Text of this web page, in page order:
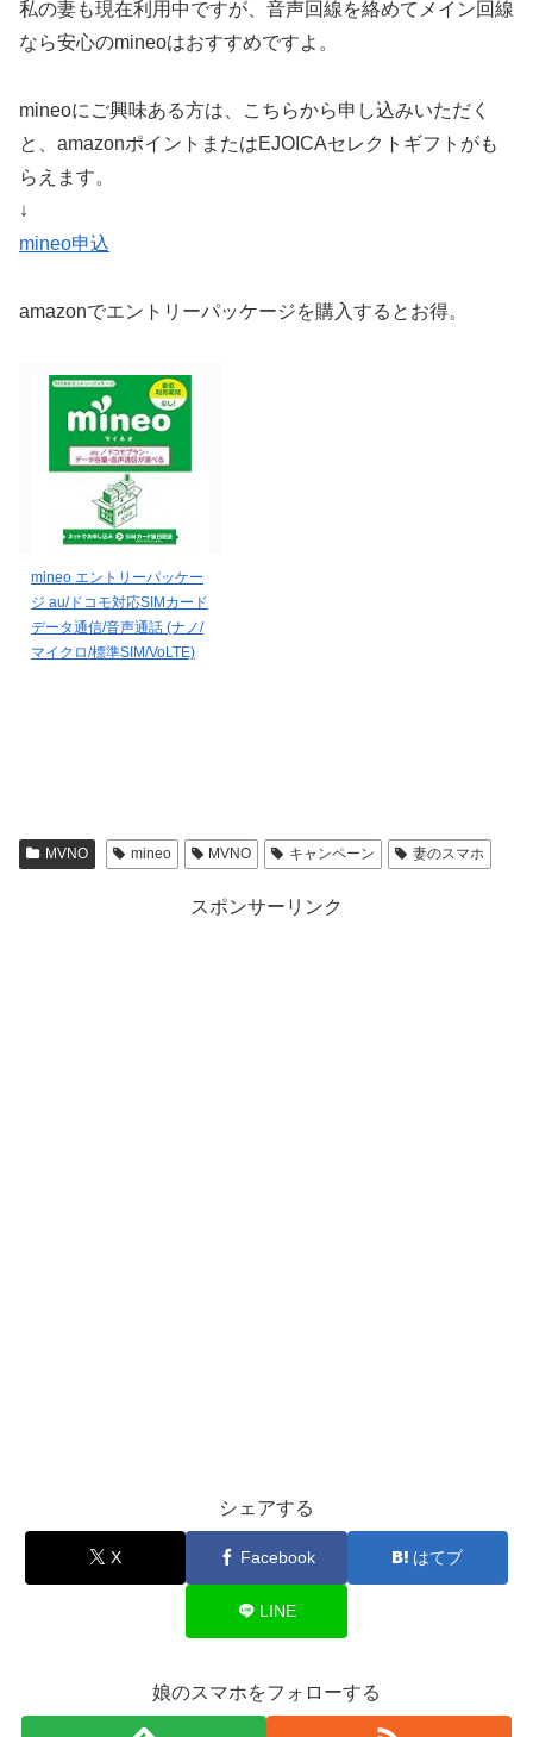
私の妻も現在利用中ですが、音声回線を絡めてメイン回線
なら安心のmineoはおすすめですよ。
mineoにご興味ある方は、こちらから申し込みいただく
と、amazonポイントまたはEJOICAセレクトギフトがも
らえます。
↓
mineo申込
amazonでエントリーパッケージを購入するとお得。
mineo エントリーパッケー
ジ au/ドコモ対応SIMカード
データ通信/音声通話 (ナノ/
マイクロ/標準SIM/VoLTE)
MVNO mineo MVNO キャンペーン 妻のスマホ
スポンサーリンク
シェアする
X Facebook はてブ
LINE
娘のスマホをフォローする